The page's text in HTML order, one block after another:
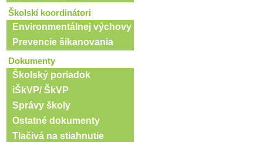
Školskí koordinátori
Environmentálnej výchovy
Prevencie šikanovania
Dokumenty
Školský poriadok
iŠkVP/ ŠkVP
Správy školy
Ostatné dokumenty
Tlačivá na stiahnutie